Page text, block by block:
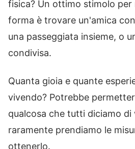
fisica? Un ottimo stimolo per
forma è trovare un'amica
una passeggiata insieme, o
condivisa.
Quanta gioia e quante
vivendo? Potrebbe
qualcosa che tutti diciamo di
raramente prendiamo le
ottenerlo.